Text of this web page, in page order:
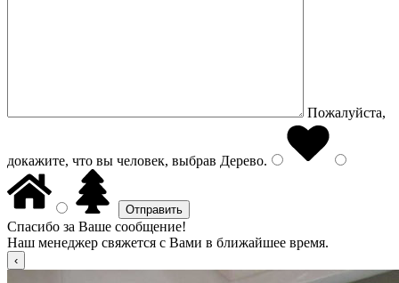
Пожалуйста,
докажите, что вы человек, выбрав Дерево.
Спасибо за Ваше сообщение!
Наш менеджер свяжется с Вами в ближайшее время.